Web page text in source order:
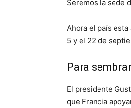
Seremos la sede
Ahora el país
5 y el 22 de
Para
El presidente
que Francia